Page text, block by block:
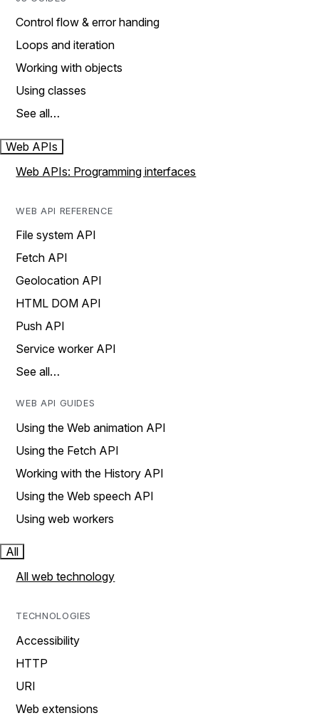
Control flow & error handing
Loops and iteration
Working with objects
Using classes
See all…
Web APIs
Web APIs: Programming interfaces
WEB API REFERENCE
File system API
Fetch API
Geolocation API
HTML DOM API
Push API
Service worker API
See all…
WEB API GUIDES
Using the Web animation API
Using the Fetch API
Working with the History API
Using the Web speech API
Using web workers
All
All web technology
TECHNOLOGIES
Accessibility
HTTP
URI
Web extensions